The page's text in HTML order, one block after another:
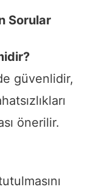
Sorular
güvenlidir,
önerilir.